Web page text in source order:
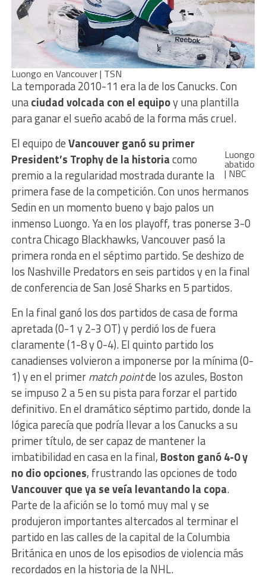
Luongo en Vancouver | TSN
La temporada 2010-11 era la de los Canucks. Con
unaciudad volcada con el equipoy una plantilla
para ganar el sueño acabó de la forma más cruel.
Luongo
abatido
| NBC
El equipo deVancouver ganó su primer
President’s Trophy de la historiacomo
premio a la regularidad mostrada durante la
primera fase de la competición. Con unos hermanos
Sedin en un momento bueno y bajo palos un
inmenso Luongo. Ya en los playoff, tras ponerse 3-0
contra Chicago Blackhawks, Vancouver pasó la
primera ronda en el séptimo partido. Se deshizo de
los Nashville Predators en seis partidos y en la final
de conferencia de San José Sharks en 5 partidos.
En la final ganó los dos partidos de casa de forma
apretada (0-1 y 2-3 OT) y perdió los de fuera
claramente (1-8 y 0-4). El quinto partido los
canadienses volvieron a imponerse por la mínima (0-
1) y en el primermatch pointde los azules, Boston
se impuso 2 a 5 en su pista para forzar el partido
definitivo. En el dramático séptimo partido, donde la
lógica parecía que podría llevar a los Canucks a su
primer título, de ser capaz de mantener la
imbatibilidad en casa en la final, Boston ganó 4-0 y
no dio opciones, frustrando las opciones de todo
Vancouver que ya se veía levantando la copa.
Parte de la afición se lo tomó muy mal y se
produjeron importantes altercados al terminar el
partido en las calles de la capital de la Columbia
Británica en unos de los episodios de violencia más
recordados en la historia de la NHL.